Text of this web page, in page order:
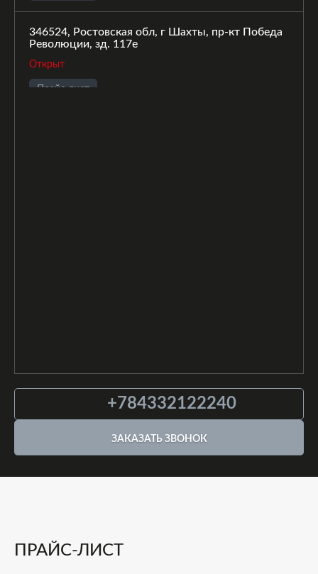
346524, Ростовская обл, г Шахты, пр-кт Победа
Революции, зд. 117е
Открыт
Прайс-лист
Прайс-лист
+784332122240
ЗАКАЗАТЬ ЗВОНОК
ПРАЙС-ЛИСТ